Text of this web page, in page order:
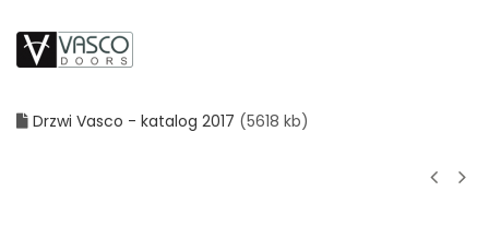
Drzwi Vasco - katalog 2017 (5618 kb)